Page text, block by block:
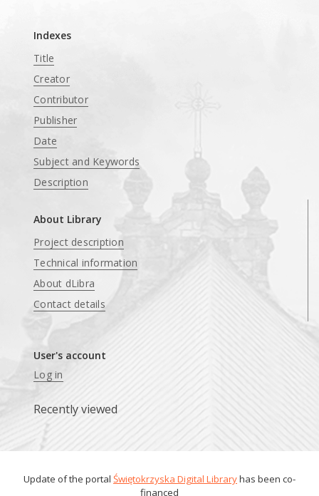
Indexes
Title
Creator
Contributor
Publisher
Date
Subject and Keywords
Description
About Library
Project description
Technical information
About dLibra
Contact details
User's account
Log in
Recently viewed
Update of the portal Świętokrzyska Digital Libraryhas been co-
financed